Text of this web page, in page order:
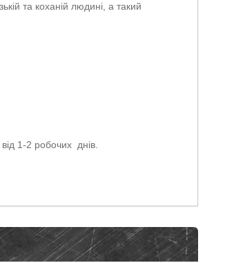
та коханій людині, а такий
1-2 робочих днів.